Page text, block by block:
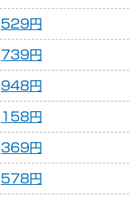
円
円
円
円
円
円